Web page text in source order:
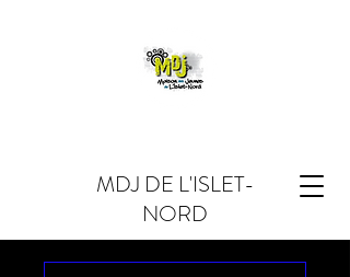
MDJ DE L'ISLET-
NORD